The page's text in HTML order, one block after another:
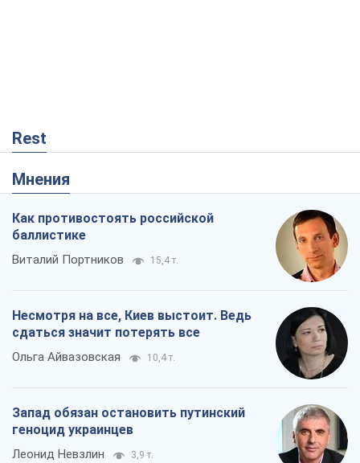
Rest
Мнения
Как противостоять российской
баллистике
Виталий Портников 15,4 т.
Несмотря на все, Киев выстоит. Ведь
сдаться значит потерять все
Ольга Айвазовская 10,4 т.
Запад обязан остановить путинский
геноцид украинцев
Леонид Невзлин 3,9 т.